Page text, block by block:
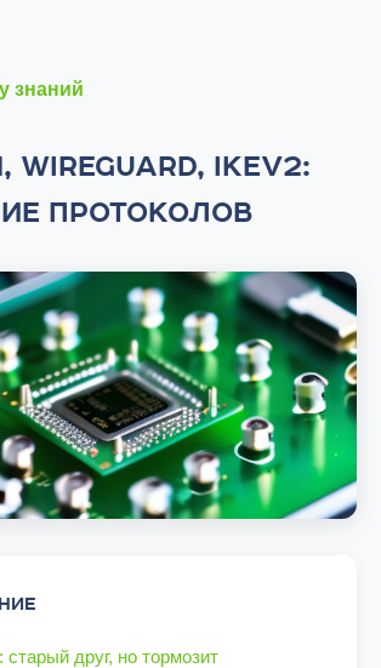
знаний
WIREGUARD, IKEV2:
ПРОТОКОЛОВ
старый друг, но тормозит